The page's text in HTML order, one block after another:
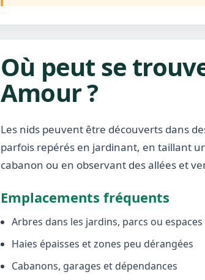
Où peut se
Amour ?
Les nids peuvent être découverts dans
parfois repérés en jardinant, en taillant
cabanon ou en observant des allées et
Emplacements fréquents
Arbres dans les jardins, parcs ou
Haies épaisses et zones peu dérangées
Cabanons, garages et dépendances